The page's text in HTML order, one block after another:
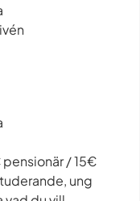
/ 15€
ung